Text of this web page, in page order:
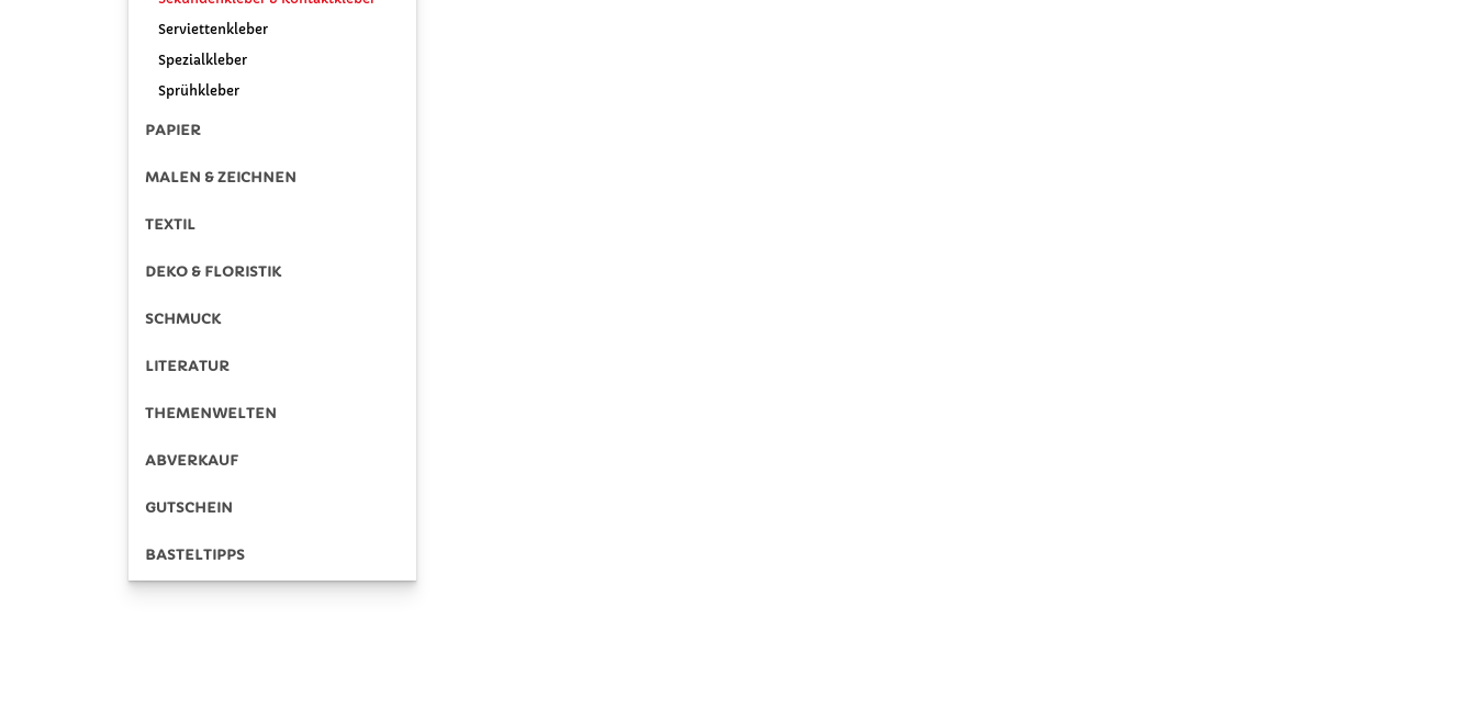
Serviettenkleber
Spezialkleber
Sprühkleber
PAPIER
MALEN & ZEICHNEN
TEXTIL
DEKO & FLORISTIK
SCHMUCK
LITERATUR
THEMENWELTEN
ABVERKAUF
GUTSCHEIN
BASTELTIPPS